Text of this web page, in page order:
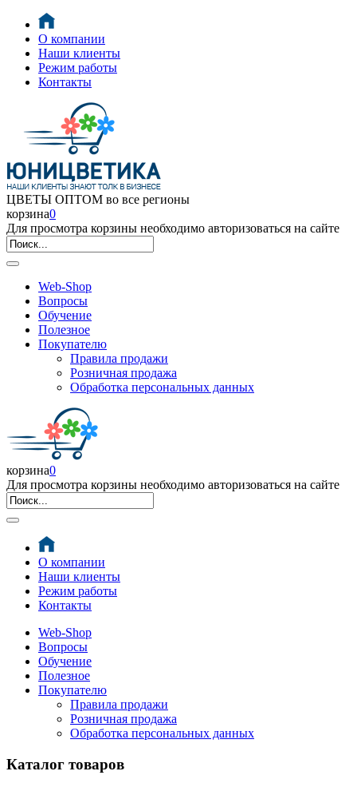
О компании
Наши клиенты
Режим работы
Контакты
ЦВЕТЫ ОПТОМ во все регионы
корзина0
Для просмотра корзины необходимо авторизоваться на сайте
Web-Shop
Вопросы
Обучение
Полезное
Покупателю
Правила продажи
Розничная продажа
Обработка персональных данных
корзина0
Для просмотра корзины необходимо авторизоваться на сайте
О компании
Наши клиенты
Режим работы
Контакты
Web-Shop
Вопросы
Обучение
Полезное
Покупателю
Правила продажи
Розничная продажа
Обработка персональных данных
Каталог товаров